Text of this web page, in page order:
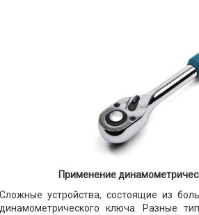
Применение
устройства, состоящие из
ключа. Разные